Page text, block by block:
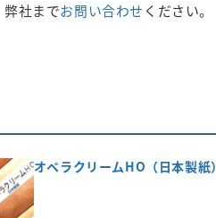
社までお問い合わせ ください。
オペラクリームHO（日本製紙）